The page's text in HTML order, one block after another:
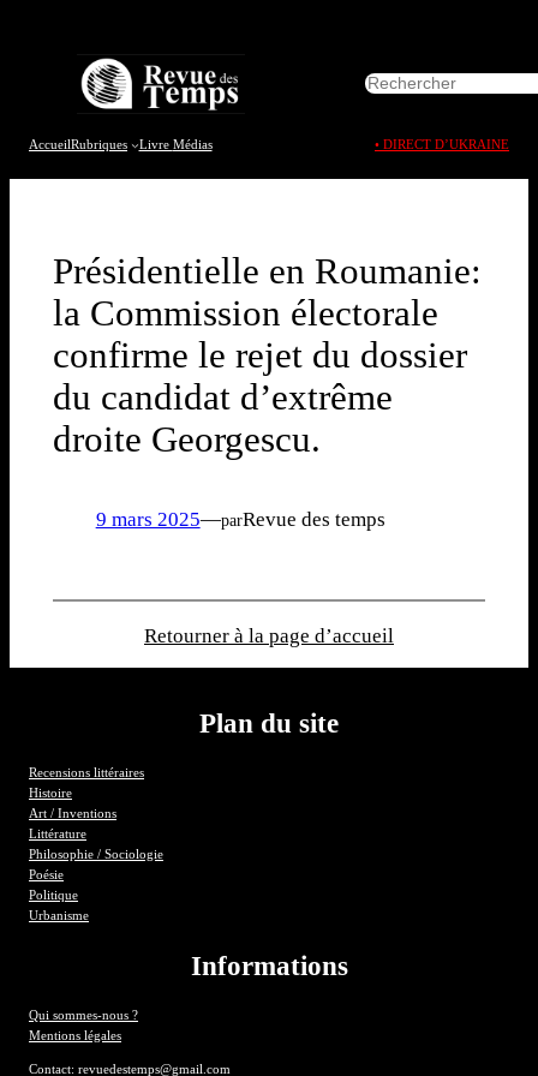
R
r
AccueilRubriques Livre Médias • DIRECT D’UKRAINE
Présidentielle en Roumanie:
la Commission électorale
confirme le rejet du dossier
du candidat d’extrême
droite Georgescu.
9 mars 2025—parRevue des temps
Retourner à la page d’accueil
Plan du site
Recensions littéraires
Histoire
Art / Inventions
Littérature
Philosophie / Sociologie
Poésie
Politique
Urbanisme
Informations
Qui sommes-nous ?
Mentions légales
Contact: revuedestemps@gmail.com